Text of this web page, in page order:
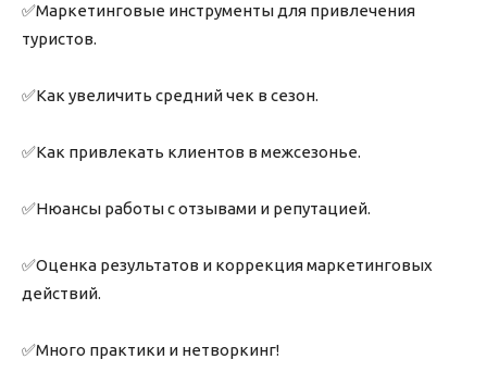
✅Маркетинговые инструменты для привлечения
туристов.
✅Как увеличить средний чек в сезон.
✅Как привлекать клиентов в межсезонье.
✅Нюансы работы с отзывами и репутацией.
✅Оценка результатов и коррекция маркетинговых
действий.
✅Много практики и нетворкинг!